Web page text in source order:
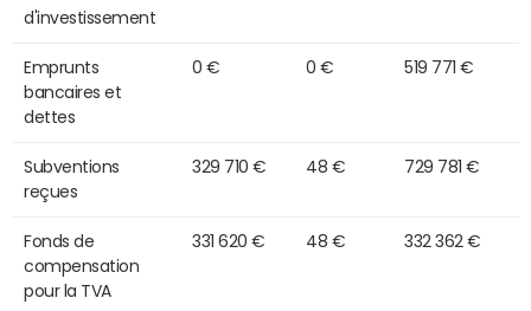
d'investissement
Emprunts
bancaires et
dettes
0 € 0 € 519 771 €
Subventions
reçues
329 710 € 48 € 729 781 €
Fonds de
compensation
pour la TVA
331 620 € 48 € 332 362 €